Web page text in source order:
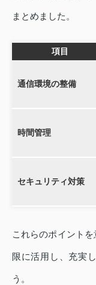
まとめました。
項目
通信環境の整備
時間管理
セキュリティ対策
これらのポイント
限に活用し、充実
う。